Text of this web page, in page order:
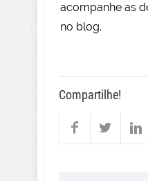
acompanhe as
no blog.
Compartilhe!